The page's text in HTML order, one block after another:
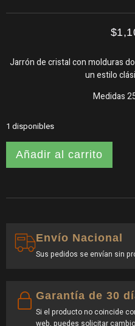
$
Jarrón de cristal con molduras
un estilo
Medidas
1 disponibles
Añadir al carrito
Envío Nacional
Sus pedidos se envían sin
Garantía de 30
Si el producto no coincide
web, puedes solicitar